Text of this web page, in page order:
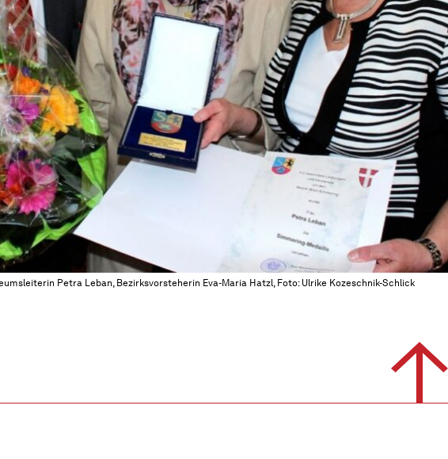
Petra Leban, Bezirksvorsteherin Eva-Maria Hatzl, Foto: Ulrike Kozeschnik-Schlick